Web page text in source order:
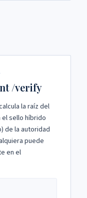
/verify
la raíz del
sello híbrido
de la autoridad
puede
en el